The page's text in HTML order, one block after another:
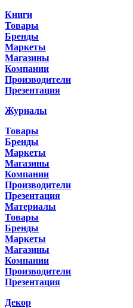
Книги
Товары
Бренды
Маркеты
Магазины
Компании
Производители
Презентация
Журналы
Товары
Бренды
Маркеты
Магазины
Компании
Производители
Презентация
Материалы
Товары
Бренды
Маркеты
Магазины
Компании
Производители
Презентация
Декор